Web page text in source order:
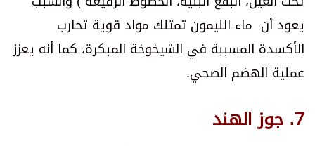
يعود أن ماء الليمون تمتلك مواد قوية تحارب
الأكسدة المسببة في الشيخوخة المبكرة، كما أنه يعزز
عملية الهضم الصحي.
7. جوز الهند